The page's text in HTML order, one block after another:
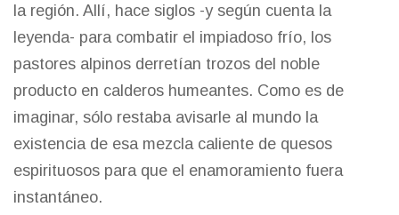
la región. Allí, hace siglos -y según cuenta la
leyenda- para combatir el impiadoso frío, los
pastores alpinos derretían trozos del noble
producto en calderos humeantes. Como es de
imaginar, sólo restaba avisarle al mundo la
existencia de esa mezcla caliente de quesos
espirituosos para que el enamoramiento fuera
instantáneo.